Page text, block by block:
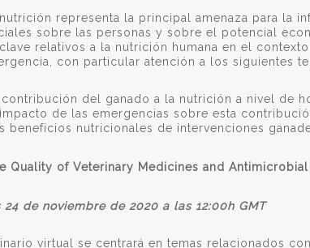
representa la principal amenaza para la
sobre las personas y sobre el potencial
relativos a la nutrición humana en el
con particular atención a los siguientes
contribución del ganado a la nutrición a nivel de
de las emergencias sobre esta
beneficios nutricionales de intervenciones
Quality of Veterinary Medicines and Antimicrobial
24 de noviembre de 2020 a las 12:00h GMT
virtual se centrará en temas relacionados